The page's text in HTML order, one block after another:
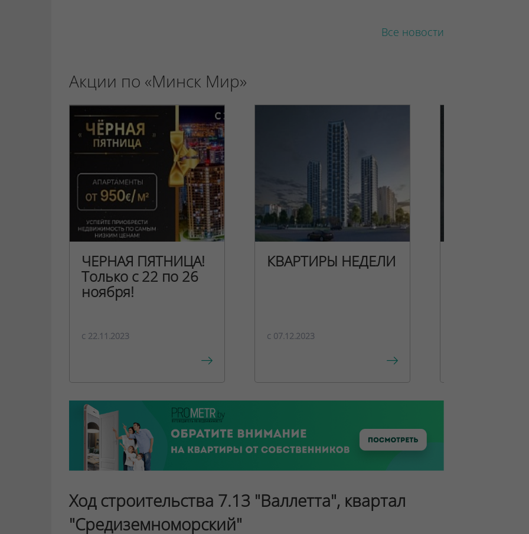
Все новости
Акции по «Минск Мир»
ЧЕРНАЯ ПЯТНИЦА!
Только с 22 по 26
ноября!
c 22.11.2023
КВАРТИРЫ НЕДЕЛИ
c 07.12.2023
Ход строительства 7.13 "Валлетта", квартал
"Средиземноморский"